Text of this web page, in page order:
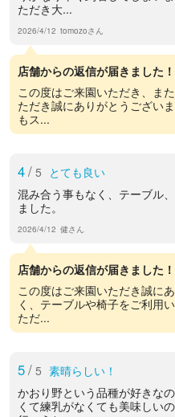
ただき大...
2026/4/12 tomozoさん
店舗からの返信が届きました！
この度はご来園いただき、ま
ただき誠にありがとうござい
もス...
4/ 5 とても良い
混み合う事もなく、テーブル
ました。
2026/4/12 健さん
店舗からの返信が届きました！
この度はご来園いただき誠に
く、テーブルや椅子をご利用
ただ...
5/ 5 素晴らしい！
かおり野という品種が好きな
くて練乳がなくても美味しい